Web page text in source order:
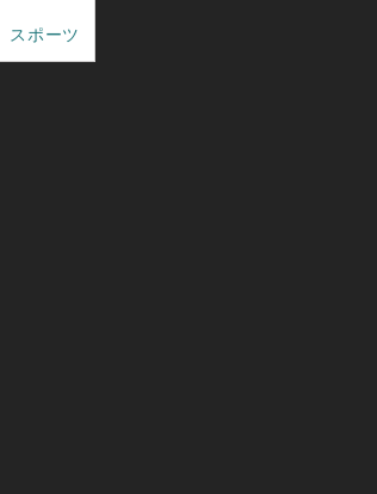
スポーツ